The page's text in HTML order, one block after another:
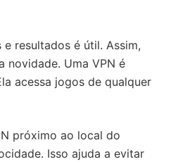
resultados é útil. Assim,
novidade. Uma VPN é
acessa jogos de qualquer
próximo ao local do
Isso ajuda a evitar